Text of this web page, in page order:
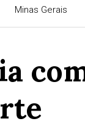
Minas Gerais